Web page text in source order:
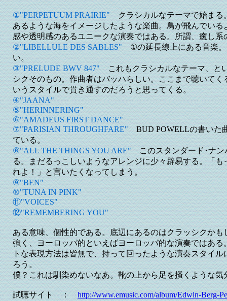
①"PERPETUUM PRAIRIE" クラシカルなテーマで始まる
あるような海をイメージしたような楽曲。鳥が飛んでい
感や透明感のあるユニークな演奏ではある。所謂、癒し
②"LIBELLULE DES SABLES" ①の延長線上にある音楽。
い。
③"PRELUDE BWV 847" これもクラシカルなテーマ、と
シクそのもの。作曲者はバッハらしい。ここまで聴いて
いうスタイルで貫き通すのだろうと思ってくる。
④"JAANA"
⑤"HERINNERING"
⑥"AMADEUS FIRST DANCE"
⑦"PARISIAN THROUGHFARE" BUD POWELLの書いた
ている。
⑧"ALL THE THINGS YOU ARE" このスタンダード･ナン
る。まだるっこしいようなアレンジに少々辟易する。「
れよ！」と言いたくなってしまう。
⑨"BEN"
⑩"TUNA IN PINK"
⑪"VOICES"
⑫"REMEMBERING YOU"
ある意味、個性的である。底辺にあるのはクラッシクか
強く、ヨーロッパ的といえばヨーロッパ的な演奏ではあ
トな表現方法は皆無で、持って回ったような演奏スタイ
ろう。
僕？これは馴染めないなあ。靴の上から足を掻くよう
試聴サイト ：http://www.emusic.com/album/Edwin-Berg-